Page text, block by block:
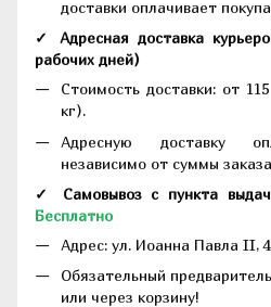
доставки оплачивает
✓ Адресная доставка
рабочих дней)
Стоимость доставки: от
кг).
Адресную доставку
независимо от суммы
✓ Самовывоз с пункта
Бесплатно
Адрес: ул. Иоанна Павла II,
Обязательный
или через корзину!